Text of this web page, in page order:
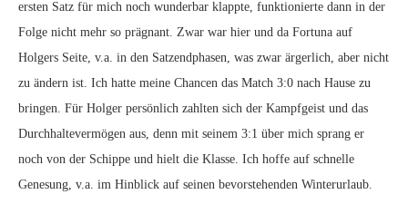
ersten Satz für mich noch wunderbar klappte, funktionierte dann in der
Folge nicht mehr so prägnant. Zwar war hier und da Fortuna auf
Holgers Seite, v.a. in den Satzendphasen, was zwar ärgerlich, aber nicht
zu ändern ist. Ich hatte meine Chancen das Match 3:0 nach Hause zu
bringen. Für Holger persönlich zahlten sich der Kampfgeist und das
Durchhaltevermögen aus, denn mit seinem 3:1 über mich sprang er
noch von der Schippe und hielt die Klasse. Ich hoffe auf schnelle
Genesung, v.a. im Hinblick auf seinen bevorstehenden Winterurlaub.